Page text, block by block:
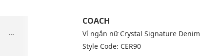
...
COACH
Ví ngắn nữ Crystal Signature Denim
Style Code: CER90